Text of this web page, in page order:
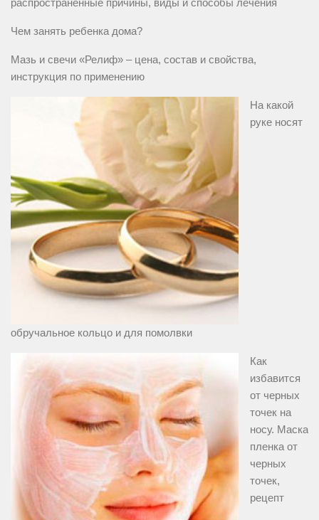
распространенные причины, виды и способы лечения
Чем занять ребенка дома?
Мазь и свечи «Релиф» – цена, состав и свойства,
инструкция по применению
На какой
руке носят
обручальное кольцо и для помолвки
Как
избавится
от черных
точек на
носу. Маска
пленка от
черных
точек,
рецепт